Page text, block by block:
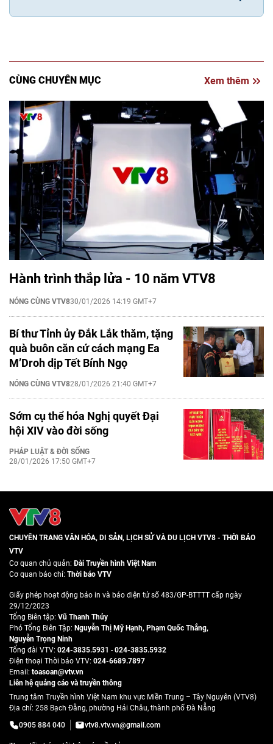
CÙNG CHUYÊN MỤC Xem thêm
Hành trình thắp lửa - 10 năm VTV8
NÓNG CÙNG VTV830/01/2026 14:19 GMT+7
Bí thư Tỉnh ủy Đắk Lắk thăm, tặng
quà buôn căn cứ cách mạng Ea
M’Droh dịp Tết Bính Ngọ
NÓNG CÙNG VTV828/01/2026 21:40 GMT+7
Sớm cụ thể hóa Nghị quyết Đại
hội XIV vào đời sống
PHÁP LUẬT & ĐỜI SỐNG
28/01/2026 17:50 GMT+7
CHUYÊN TRANG VĂN HÓA, DI SẢN, LỊCH SỬ VÀ DU LỊCH VTV8 - THỜI BÁO
VTV
Cơ quan chủ quản:Đài Truyền hình Việt Nam
Cơ quan báo chí: Thời báo VTV
Giấy phép hoạt động báo in và báo điện tử số 483/GP-BTTTT cấp ngày
29/12/2023
Tổng Biên tập: Vũ Thanh Thủy
Phó Tổng Biên Tập: Nguyễn Thị Mỹ Hạnh, Phạm Quốc Thắng,
Nguyễn Trọng Ninh
Tổng đài VTV: 024-3835.5931 - 024-3835.5932
Ðiện thoại Thời báo VTV: 024-6689.7897
Email: toasoan@vtv.vn
Liên hệ quảng cáo và truyền thông
Trung tâm Truyền hình Việt Nam khu vực Miền Trung – Tây Nguyên (VTV8)
Địa chỉ: 258 Bạch Đằng, phường Hải Châu, thành phố Đà Nẵng
0905 884 040
vtv8.vtv.vn@gmail.com